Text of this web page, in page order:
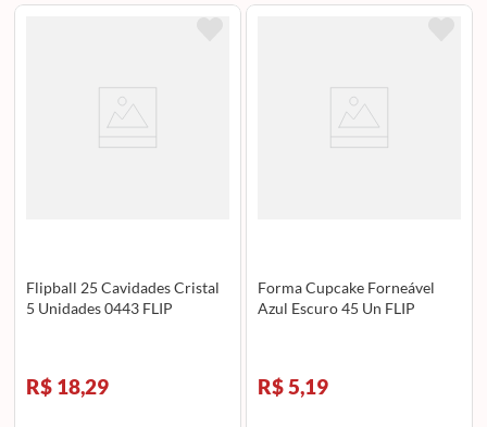
Flipball 25 Cavidades Cristal
5 Unidades 0443 FLIP
R$ 18,29
Forma Cupcake Forneável
Azul Escuro 45 Un FLIP
R$ 5,19